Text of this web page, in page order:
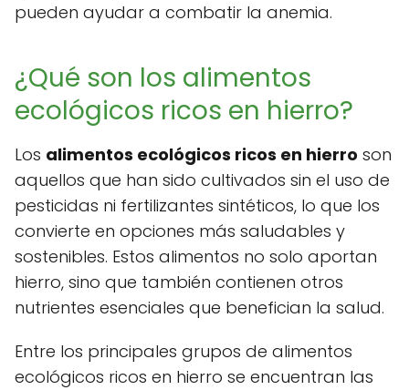
pueden ayudar a combatir la anemia.
¿Qué son los alimentos
ecológicos ricos en hierro?
Los alimentos ecológicos ricos en hierro son
aquellos que han sido cultivados sin el uso de
pesticidas ni fertilizantes sintéticos, lo que los
convierte en opciones más saludables y
sostenibles. Estos alimentos no solo aportan
hierro, sino que también contienen otros
nutrientes esenciales que benefician la salud.
Entre los principales grupos de alimentos
ecológicos ricos en hierro se encuentran las